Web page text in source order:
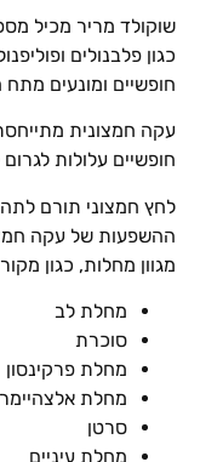
שוקולד מריר מכיל
כגון פלבנולים
חופשיים ומונעים מתח
עקה חמצונית
חופשיים עלולות
לחץ חמצוני תורם
ההשפעות של עקה
מגוון מחלות, כגון
מחלת לב
סוכרת
מחלת פרקינסון
מחלת אלצהיימר
סרטן
מחלת עיניים